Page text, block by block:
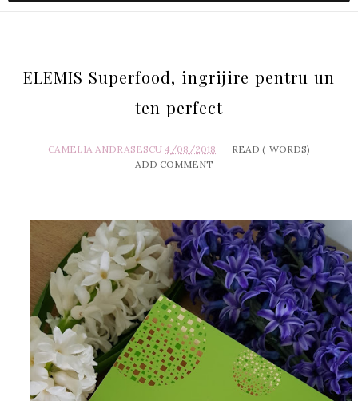
ELEMIS Superfood, ingrijire pentru un
ten perfect
CAMELIA ANDRASESCU 4/08/2018 READ ( WORDS)
ADD COMMENT